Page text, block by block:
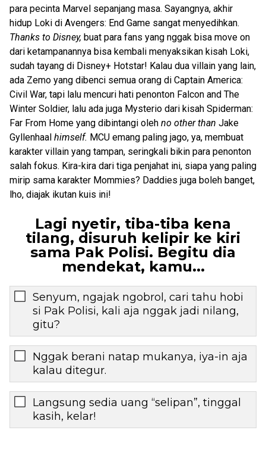
para pecinta Marvel sepanjang masa. Sayangnya, akhir
hidup Loki di Avengers: End Game sangat menyedihkan.
Thanks to Disney, buat para fans yang nggak bisa move on
dari ketampanannya bisa kembali menyaksikan kisah Loki,
sudah tayang di Disney+ Hotstar! Kalau dua villain yang lain,
ada Zemo yang dibenci semua orang di Captain America:
Civil War, tapi lalu mencuri hati penonton Falcon and The
Winter Soldier, lalu ada juga Mysterio dari kisah Spiderman:
Far From Home yang dibintangi oleh no other than Jake
Gyllenhaal himself. MCU emang paling jago, ya, membuat
karakter villain yang tampan, seringkali bikin para penonton
salah fokus. Kira-kira dari tiga penjahat ini, siapa yang paling
mirip sama karakter Mommies? Daddies juga boleh banget,
lho, diajak ikutan kuis ini!
Lagi nyetir, tiba-tiba kena
tilang, disuruh kelipir ke kiri
sama Pak Polisi. Begitu dia
mendekat, kamu...
Senyum, ngajak ngobrol, cari tahu hobi
si Pak Polisi, kali aja nggak jadi nilang,
gitu?
Nggak berani natap mukanya, iya-in aja
kalau ditegur.
Langsung sedia uang “selipan”, tinggal
kasih, kelar!